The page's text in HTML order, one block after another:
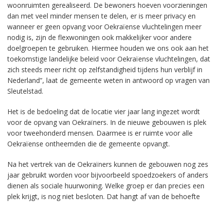
woonruimten gerealiseerd. De bewoners hoeven voorzieningen
dan met veel minder mensen te delen, er is meer privacy en
wanneer er geen opvang voor Oekraïense vluchtelingen meer
nodig is, zijn de flexwoningen ook makkelijker voor andere
doelgroepen te gebruiken. Hiermee houden we ons ook aan het
toekomstige landelijke beleid voor Oekraïense vluchtelingen, dat
zich steeds meer richt op zelfstandigheid tijdens hun verblijf in
Nederland”, laat de gemeente weten in antwoord op vragen van
Sleutelstad.
Het is de bedoeling dat de locatie vier jaar lang ingezet wordt
voor de opvang van Oekraïners. In de nieuwe gebouwen is plek
voor tweehonderd mensen. Daarmee is er ruimte voor alle
Oekraïense ontheemden die de gemeente opvangt.
Na het vertrek van de Oekraïners kunnen de gebouwen nog zes
jaar gebruikt worden voor bijvoorbeeld spoedzoekers of anders
dienen als sociale huurwoning. Welke groep er dan precies een
plek krijgt, is nog niet besloten. Dat hangt af van de behoefte